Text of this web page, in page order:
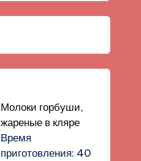
Молоки горбуши,
жареные в кляре
Время
приготовления: 40